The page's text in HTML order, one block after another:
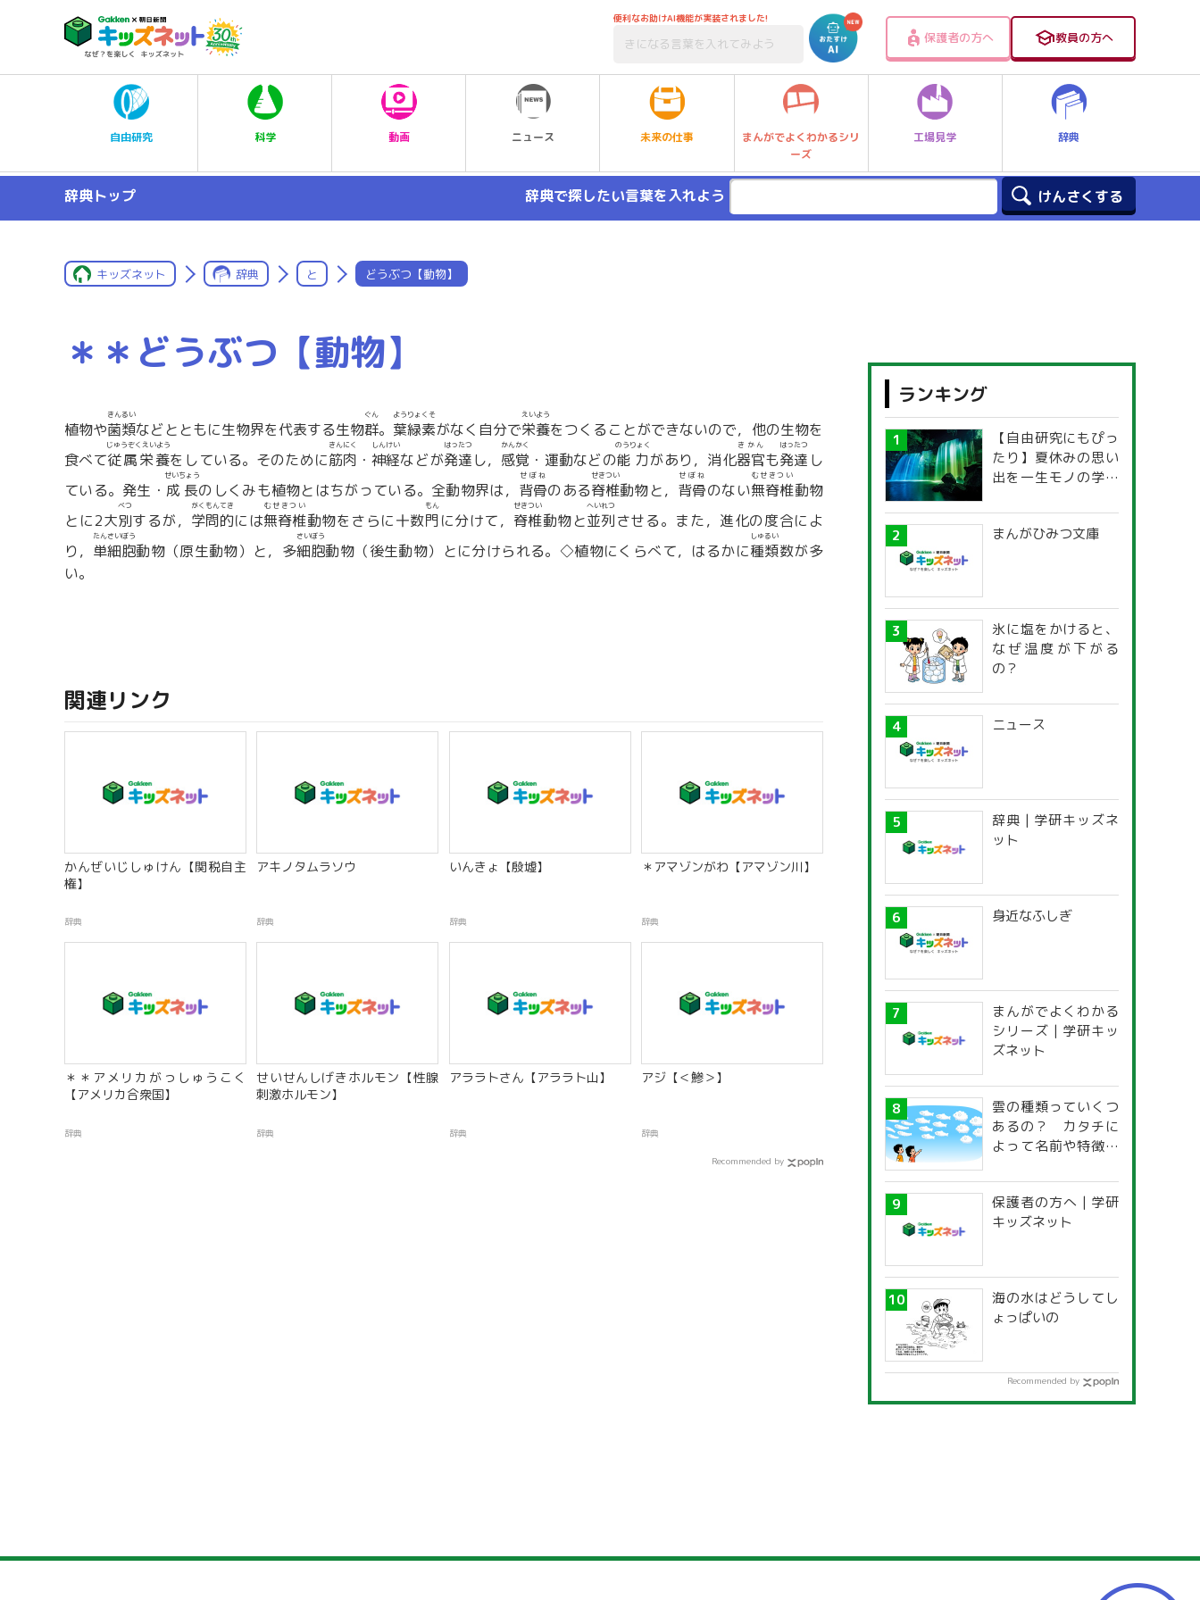
便利なお助けAI機能が実装されました!
保護者の方へ 教員の方へ
自由研究 科学 動画 ニュース 未来の仕事
まんがでよくわかるシリ
ーズ
工場見学 辞典
辞典トップ 辞典で探したい言葉を入れよう
キッズネット 辞典 と どうぶつ【動物】
＊＊どうぶつ【動物】
植物や菌類
きんるい
などとともに生物界を代表する生物群
ぐん
。 葉緑素
ようりょくそ
がなく自分で栄養
えいよう
をつくることができないので，他の生物を
食べて従属栄養
じゅうぞくえいよう
をしている。そのために筋肉
きんにく
・ 神経
しんけい
などが発達
はったつ
し， 感覚
かんかく
・運動などの能力
のうりょく
があり，消化器官
きかん
も発達
はったつ
し
ている。発生・ 成長
せいちょう
のしくみも植物とはちがっている。全動物界は， 背骨
せぼね
のある脊椎
せきつい
動物と， 背骨
せぼね
のない無脊椎
むせきつい
動物
とに2大別
べつ
するが， 学問的
がくもんてき
には無脊椎
むせきつい
動物をさらに十数門
もん
に分けて， 脊椎
せきつい
動物と並列
へいれつ
させる。また，進化の度合によ
り， 単細胞
たんさいぼう
動物（原生動物）と，多細胞
さいぼう
動物（後生動物）とに分けられる。◇植物にくらべて，はるかに種類
しゅるい
数が多
い。
関連リンク
かんぜいじしゅけん【関税自主
権】
辞典
アキノタムラソウ
辞典
いんきょ【殷墟】
辞典
＊アマゾンがわ【アマゾン川】
辞典
＊＊アメリカがっしゅうこく
【アメリカ合衆国】
辞典
せいせんしげきホルモン【性腺
刺激ホルモン】
辞典
アララトさん【アララト山】
辞典
アジ【＜鯵＞】
辞典
Recommended by
ランキング
【自由研究にもぴっ
たり】夏休みの思い
出を一生モノの学び
探究ガイド
まんがひみつ文庫
氷に塩をかけると、
なぜ温度が下がる
の？
ニュース
辞典 | 学研キッズネ
ット
身近なふしぎ
まんがでよくわかる
シリーズ | 学研キッ
ズネット
雲の種類っていくつ
あるの？ カタチに
よって名前や特徴が
保護者の方へ | 学研
キッズネット
海の水はどうしてし
ょっぱいの
Recommended by